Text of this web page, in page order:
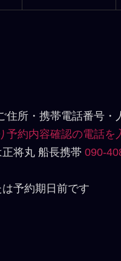
所・携帯電話番号・
予約内容確認の電話を
将丸 船長携帯 090-
予約期日前です